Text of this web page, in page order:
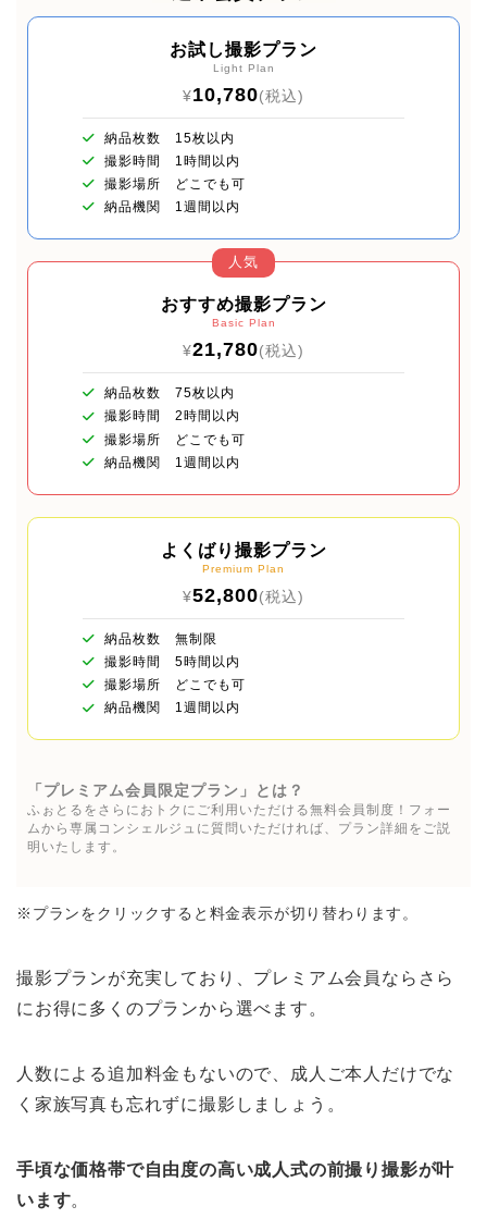
お試し撮影プラン
Light Plan
¥10,780(税込)
納品枚数 15枚以内
撮影時間 1時間以内
撮影場所 どこでも可
納品機関 1週間以内
人気
おすすめ撮影プラン
Basic Plan
¥21,780(税込)
納品枚数 75枚以内
撮影時間 2時間以内
撮影場所 どこでも可
納品機関 1週間以内
よくばり撮影プラン
Premium Plan
¥52,800(税込)
納品枚数 無制限
撮影時間 5時間以内
撮影場所 どこでも可
納品機関 1週間以内
「プレミアム会員限定プラン」とは？
ふぉとるをさらにおトクにご利用いただける無料会員制度！フォー
ムから専属コンシェルジュに質問いただければ、プラン詳細をご説
明いたします。
※プランをクリックすると料金表示が切り替わります。
撮影プランが充実しており、プレミアム会員ならさら
にお得に多くのプランから選べます。
人数による追加料金もないので、成人ご本人だけでな
く家族写真も忘れずに撮影しましょう。
手頃な価格帯で自由度の高い成人式の前撮り撮影が叶
います。